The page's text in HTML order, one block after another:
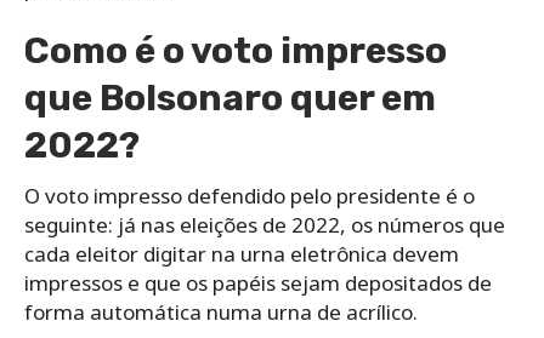
Como é o voto impresso
que Bolsonaro quer em
2022?
O voto impresso defendido pelo presidente é o
seguinte: já nas eleições de 2022, os números que
cada eleitor digitar na urna eletrônica devem
impressos e que os papéis sejam depositados de
forma automática numa urna de acrílico.